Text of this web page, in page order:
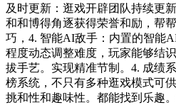
及时更新：逛戏开辟团队持续更
和和博得角逐获得荣誉和励，帮
巧，4. 智能AI敌手：内置的智能
程度动态调整难度，玩家能够结
拔手艺。实现精准节制。4. 成绩
榜系统，不只有多种逛戏模式可
挑和性和趣味性。都能找到乐趣